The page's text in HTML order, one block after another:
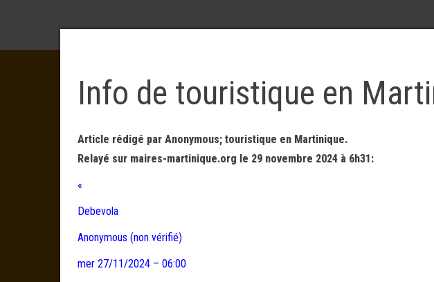
Info de touristique en
Article rédigé par Anonymous; touristique en Martinique.
Relayé sur maires-martinique.org le 29 novembre 2024 à 6h31:
«
Debevola
Anonymous (non vérifié)
mer 27/11/2024 – 06:00